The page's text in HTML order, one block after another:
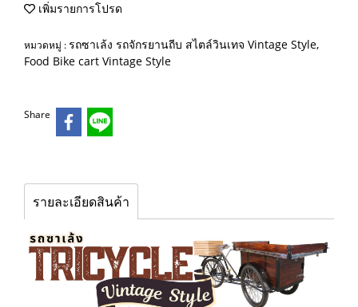
เพิ่มรายการโปรด
หมวดหมู่ :รถซาเล้ง รถจักรยานถีบ สไตล์วินเทจ Vintage Style,
Food Bike cart Vintage Style
Share
รายละเอียดสินค้า